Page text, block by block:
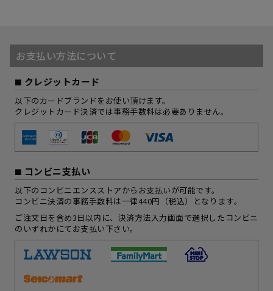
お支払い方法について
クレジットカード
以下のカードブランドをお使い頂けます。
クレジットカード決済では事務手数料は必要ありません。
コンビニ支払い
以下のコンビニエンスストアからお支払いが可能です。
コンビニ決済の事務手数料は一律440円（税込）となります。
ご注文日を含め3日以内に、決済方法入力画面で選択したコンビニ
のいずれかにてお支払い下さい。